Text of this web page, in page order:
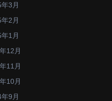
3月
2月
1月
12月
11月
10月
9月